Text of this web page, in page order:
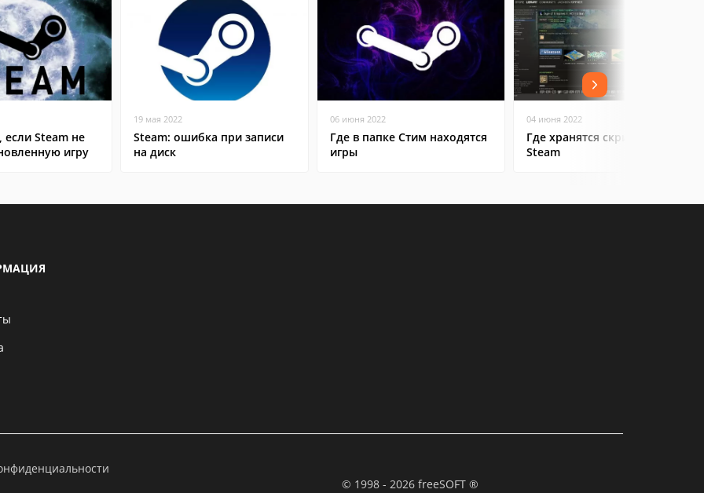
если Steam не
игру
19 мая 2022
Steam: ошибка при записи
на диск
06 июня 2022
Где в папке Стим находятся
игры
04 июня 2022
Где хранятся скриншоты в
Steam
© 1998 - 2026 freeSOFT ®